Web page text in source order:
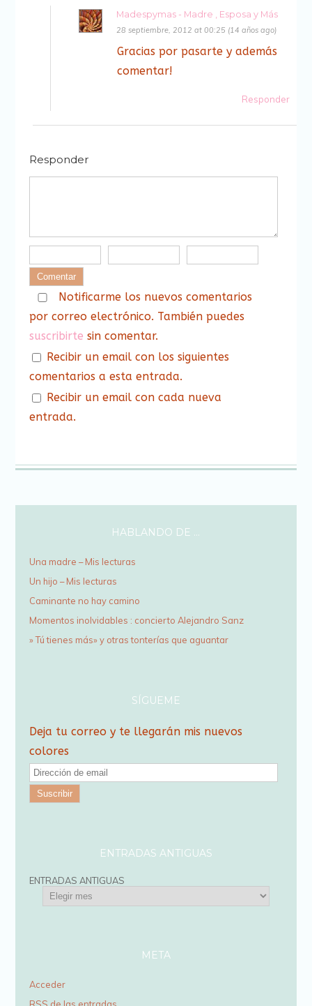
Madespymas - Madre , Esposa y Más
28 septiembre, 2012 at 00:25 (14 años ago)
Gracias por pasarte y además
comentar!
Responder
Responder
Notificarme los nuevos comentarios
por correo electrónico. También puedes
suscribirte sin comentar.
Recibir un email con los siguientes
comentarios a esta entrada.
Recibir un email con cada nueva
entrada.
HABLANDO DE …
Una madre – Mis lecturas
Un hijo – Mis lecturas
Caminante no hay camino
Momentos inolvidables : concierto Alejandro Sanz
» Tú tienes más» y otras tonterías que aguantar
SÍGUEME
Deja tu correo y te llegarán mis nuevos
colores
D
e
ENTRADAS ANTIGUAS
ENTRADAS ANTIGUAS
META
Acceder